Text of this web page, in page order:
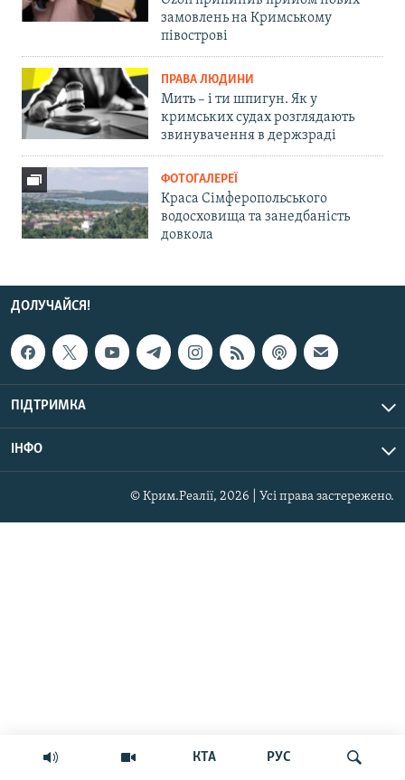
КТА РУС
замовлень на Кримському
півострові
ПРАВА ЛЮДИНИ
Мить – і ти шпигун. Як у
кримських судах розглядають
звинувачення в держзраді
ФОТОГАЛЕРЕЇ
Краса Сімферопольського
водосховища та занедбаність
довкола
ДОЛУЧАЙСЯ!
ПІДТРИМКА
ІНФО
© Крим.Реалії, 2026 | Усі права застережено.